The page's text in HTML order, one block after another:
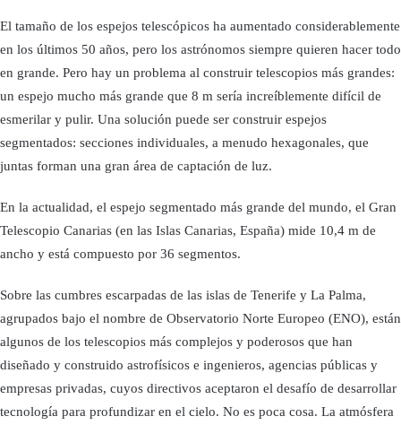
El tamaño de los espejos telescópicos ha aumentado considerablemente
en los últimos 50 años, pero los astrónomos siempre quieren hacer todo
en grande. Pero hay un problema al construir telescopios más grandes:
un espejo mucho más grande que 8 m sería increíblemente difícil de
esmerilar y pulir. Una solución puede ser construir espejos
segmentados: secciones individuales, a menudo hexagonales, que
juntas forman una gran área de captación de luz.
En la actualidad, el espejo segmentado más grande del mundo, el Gran
Telescopio Canarias (en las Islas Canarias, España) mide 10,4 m de
ancho y está compuesto por 36 segmentos.
Sobre las cumbres escarpadas de las islas de Tenerife y La Palma,
agrupados bajo el nombre de Observatorio Norte Europeo (ENO), están
algunos de los telescopios más complejos y poderosos que han
diseñado y construido astrofísicos e ingenieros, agencias públicas y
empresas privadas, cuyos directivos aceptaron el desafío de desarrollar
tecnología para profundizar en el cielo. No es poca cosa. La atmósfera